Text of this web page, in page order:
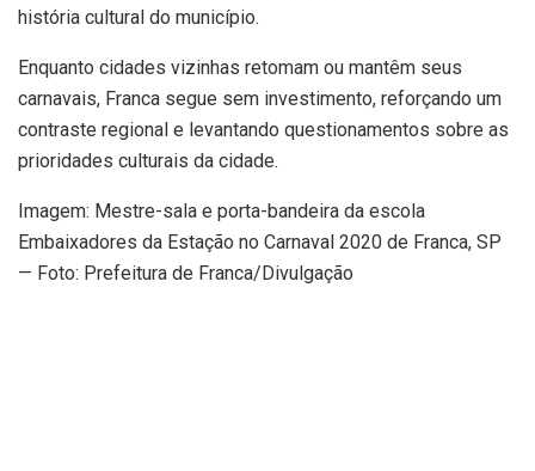
história cultural do município.
Enquanto cidades vizinhas retomam ou mantêm seus
carnavais, Franca segue sem investimento, reforçando um
contraste regional e levantando questionamentos sobre as
prioridades culturais da cidade.
Imagem: Mestre-sala e porta-bandeira da escola
Embaixadores da Estação no Carnaval 2020 de Franca, SP
— Foto: Prefeitura de Franca/Divulgação